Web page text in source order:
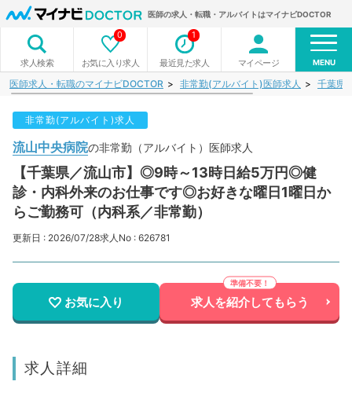
医師の求人・転職・アルバイトはマイナビDOCTOR
求人検索 お気に入り求人
0
最近見た求人
1
マイページ MENU
医師求人・転職のマイナビDOCTOR 非常勤(アルバイト)医師求人 千葉県
非常勤(アルバイト)求人
流山中央病院の非常勤（アルバイト）医師求人
【千葉県／流山市】◎9時～13時日給5万円◎健
診・内科外来のお仕事です◎お好きな曜日1曜日か
らご勤務可（内科系／非常勤）
更新日 : 2026/07/28求人No : 626781
お気に入り 求人を紹介してもらう
求人詳細